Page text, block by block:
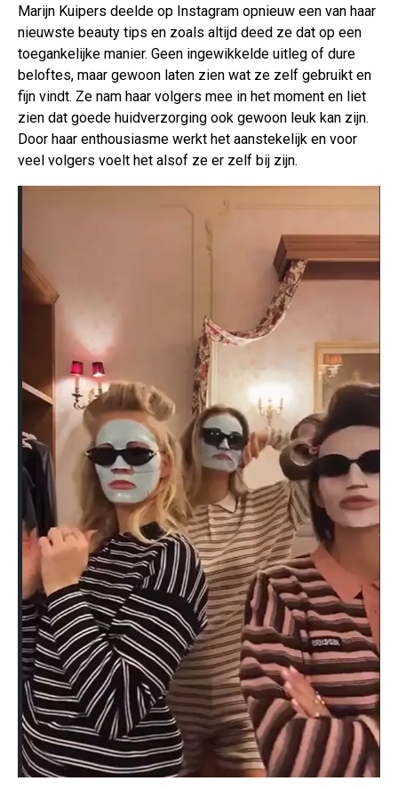
Marijn Kuipers deelde op Instagram opnieuw een van haar
nieuwste beauty tips en zoals altijd deed ze dat op een
toegankelijke manier. Geen ingewikkelde uitleg of dure
beloftes, maar gewoon laten zien wat ze zelf gebruikt en
fijn vindt. Ze nam haar volgers mee in het moment en liet
zien dat goede huidverzorging ook gewoon leuk kan zijn.
Door haar enthousiasme werkt het aanstekelijk en voor
veel volgers voelt het alsof ze er zelf bij zijn.